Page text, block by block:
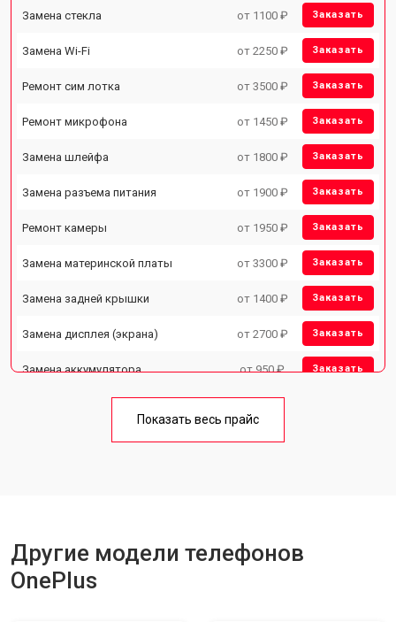
Замена стекла от 1100 ₽ Заказать
Замена Wi-Fi от 2250 ₽ Заказать
Ремонт сим лотка от 3500 ₽ Заказать
Ремонт микрофона от 1450 ₽ Заказать
Замена шлейфа от 1800 ₽ Заказать
Замена разъема питания от 1900 ₽ Заказать
Ремонт камеры от 1950 ₽ Заказать
Замена материнской платы от 3300 ₽ Заказать
Замена задней крышки от 1400 ₽ Заказать
Замена дисплея (экрана) от 2700 ₽ Заказать
Замена аккумулятора от 950 ₽ Заказать
Ремонт цепи питания от 3200 ₽
Показать весь прайс
Другие модели телефонов
OnePlus